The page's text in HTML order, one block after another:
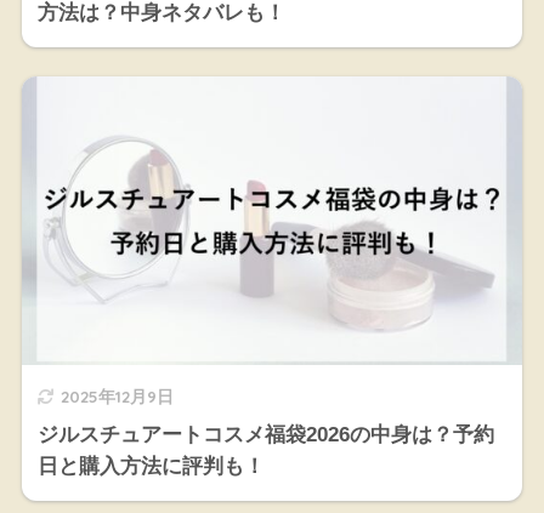
方法は？中身ネタバレも！
2025年12月9日
ジルスチュアートコスメ福袋2026の中身は？予約
日と購入方法に評判も！